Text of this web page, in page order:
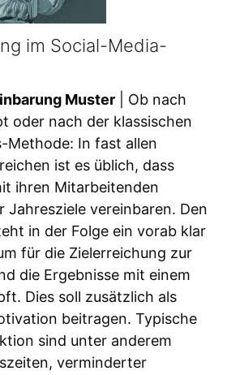
im Social-Media-
Muster | Ob nach
oder nach der klassischen
Methode: In fast allen
ist es üblich, dass
ihren Mitarbeitenden
Jahresziele vereinbaren. Den
in der Folge ein vorab klar
für die Zielerreichung zur
die Ergebnisse mit einem
Dies soll zusätzlich als
beitragen. Typische
sind unter anderem
verminderter